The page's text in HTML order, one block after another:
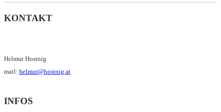
KONTAKT
Helmut Hostnig
mail: helmut@hostnig.at
INFOS